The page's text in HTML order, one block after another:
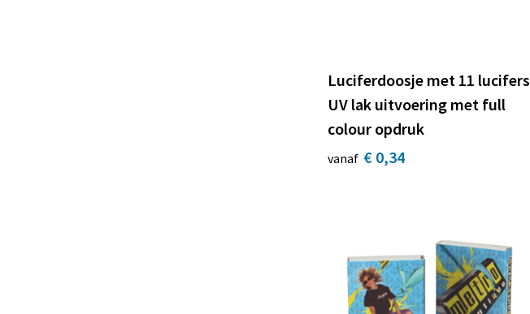
Luciferdoosje met 11 lucifers
UV lak uitvoering met full
colour opdruk
vanaf € 0,34